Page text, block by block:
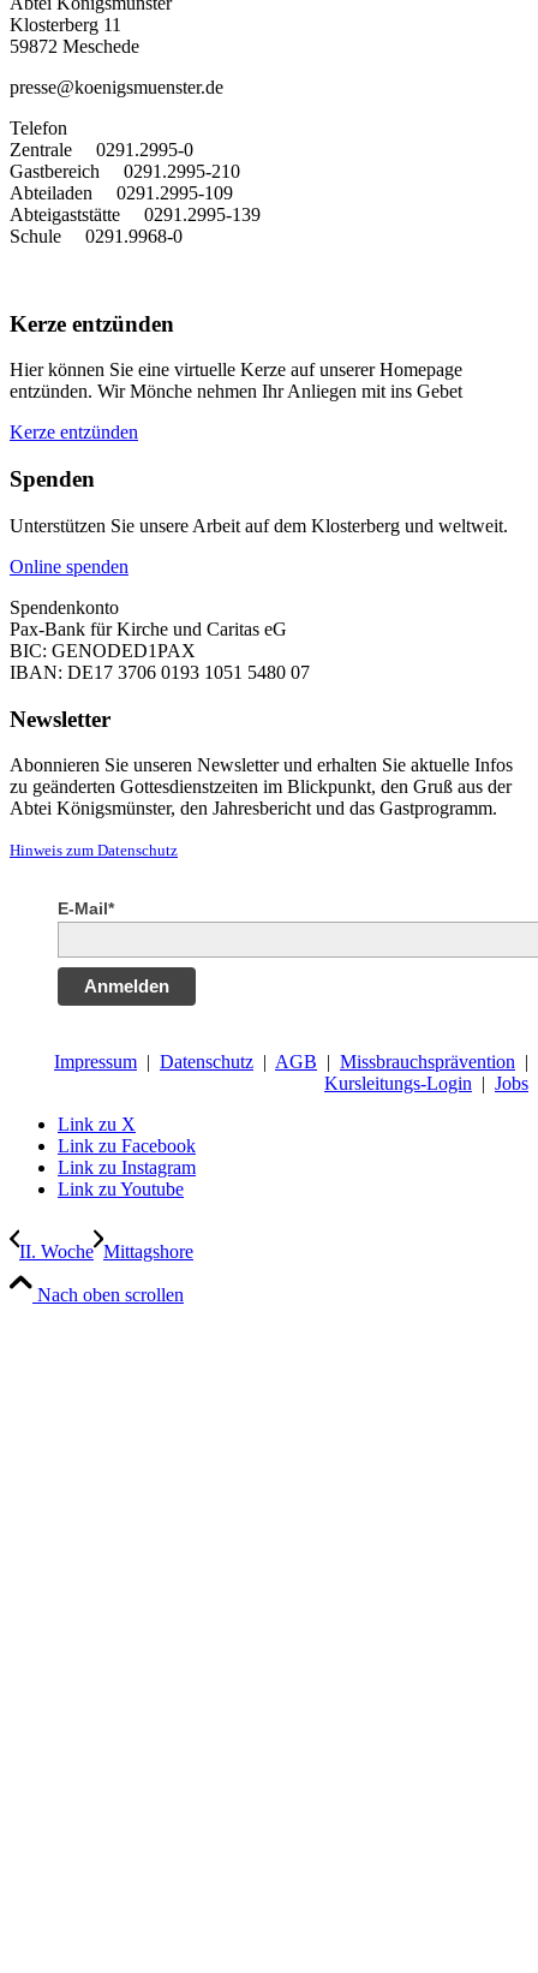
Klosterberg 11
59872 Meschede
presse@koenigsmuenster.de
Telefon
Zentrale 0291.2995-0
Gastbereich 0291.2995-210
Abteiladen 0291.2995-109
Abteigaststätte 0291.2995-139
Schule 0291.9968-0
Kerze entzünden
Hier können Sie eine virtuelle Kerze auf unserer Homepage
entzünden. Wir Mönche nehmen Ihr Anliegen mit ins Gebet
Kerze entzünden
Spenden
Unterstützen Sie unsere Arbeit auf dem Klosterberg und weltweit.
Online spenden
Spendenkonto
Pax-Bank für Kirche und Caritas eG
BIC: GENODED1PAX
IBAN: DE17 3706 0193 1051 5480 07
Newsletter
Abonnieren Sie unseren Newsletter und erhalten Sie aktuelle Infos
zu geänderten Gottesdienstzeiten im Blickpunkt, den Gruß aus der
Abtei Königsmünster, den Jahresbericht und das Gastprogramm.
Hinweis zum Datenschutz
E-Mail*
Anmelden
Impressum | Datenschutz | AGB | Missbrauchsprävention |
Kursleitungs-Login | Jobs
Link zu X
Link zu Facebook
Link zu Instagram
Link zu Youtube
II. Woche Mittagshore
Nach oben scrollen